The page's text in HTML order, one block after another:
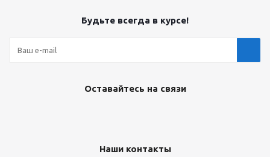
Будьте всегда в курсе!
Оставайтесь на связи
Наши контакты